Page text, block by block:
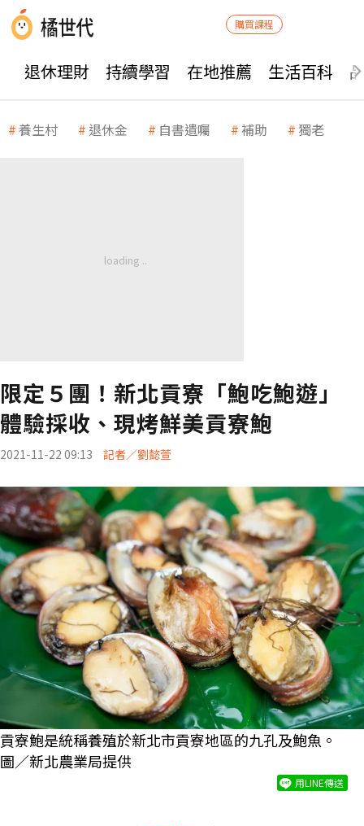
購買課程
退休理財 持續學習 在地推薦 生活百科
養生村 退休金 自書遺囑 補助 獨老
限定５團！新北貢寮「鮑吃鮑遊」
體驗採收、現烤鮮美貢寮鮑
2021-11-22 09:13 記者／劉懿萱
貢寮鮑是統稱養殖於新北市貢寮地區的九孔及鮑魚。
圖／新北農業局提供
用LINE傳送